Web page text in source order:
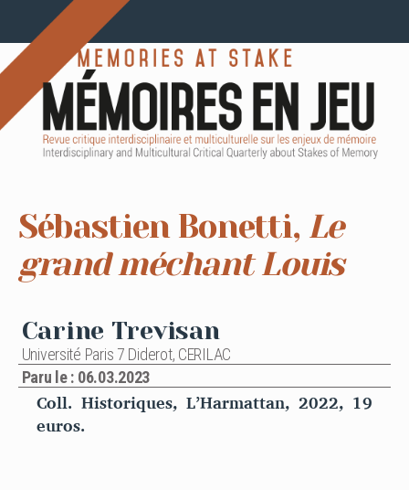
Sébastien Bonetti, Le
grand méchant Louis
Carine Trevisan
Université Paris 7 Diderot, CERILAC
Paru le : 06.03.2023
Coll. Historiques, L’Harmattan, 2022, 19
euros.